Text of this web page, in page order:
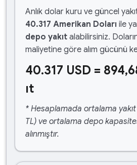
Anlık dolar kuru ve güncel
40.317 Amerikan Doları ile
depo yakıt alabilirsiniz.
maliyetine göre alım gücünü
40.317 USD =
ıt
* Hesaplamada ortalama
TL) ve ortalama depo
alınmıştır.